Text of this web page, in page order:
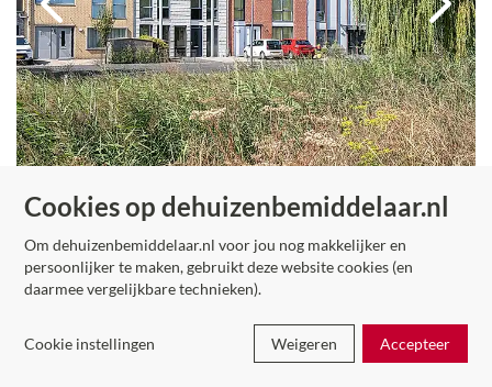
woningen
Mosselplaat 56
2134 WGHoofddorp
m² m²
Cookies op dehuizenbemiddelaar.nl
Om dehuizenbemiddelaar.nl voor jou nog makkelijker en
persoonlijker te maken, gebruikt deze website cookies (en
daarmee vergelijkbare technieken).
Accepteer
Weigeren
Cookie instellingen